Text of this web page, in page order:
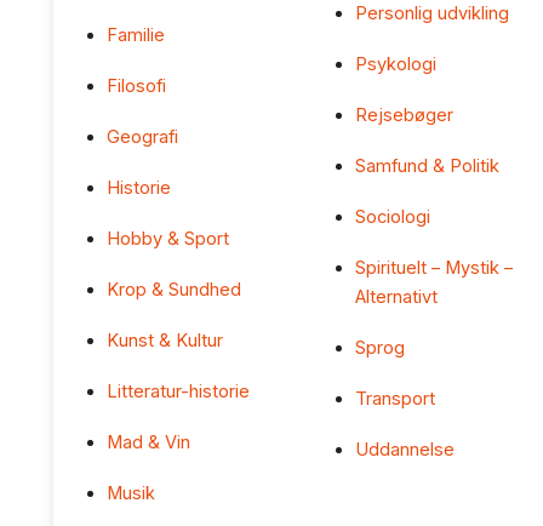
Familie
Filosofi
Geografi
Historie
Hobby & Sport
Krop & Sundhed
Kunst & Kultur
Litteratur-historie
Mad & Vin
Musik
Personlig udvikling
Psykologi
Rejsebøger
Samfund & Politik
Sociologi
Spirituelt – Mystik –
Alternativt
Sprog
Transport
Uddannelse